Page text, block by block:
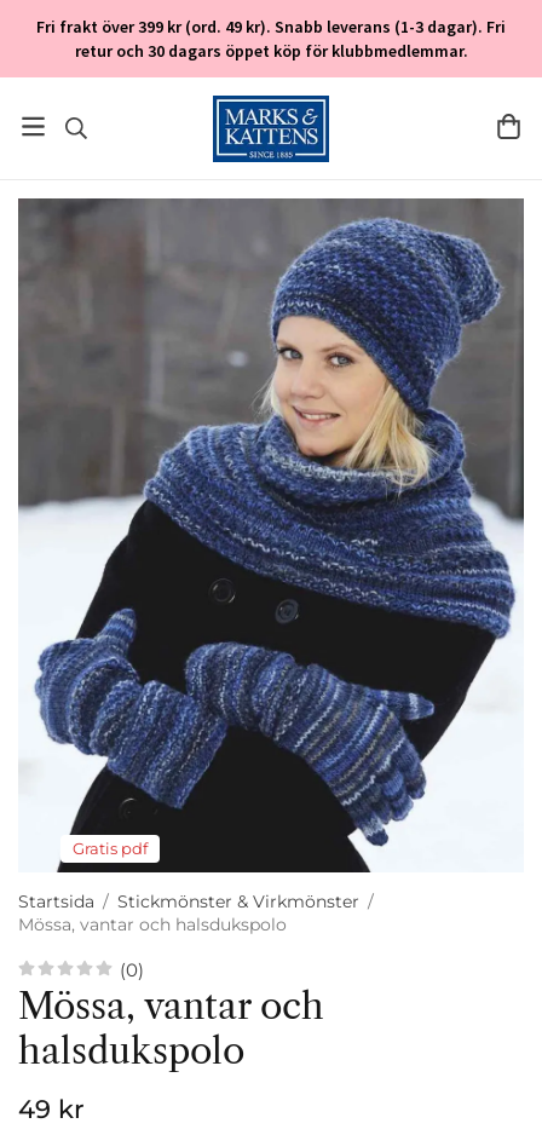
Fri frakt över 399 kr (ord. 49 kr). Snabb leverans (1-3 dagar). Fri
retur och 30 dagars öppet köp för klubbmedlemmar.
Gratis pdf
Startsida / Stickmönster & Virkmönster /
Mössa, vantar och halsdukspolo
(0)
Mössa, vantar och
halsdukspolo
49 kr